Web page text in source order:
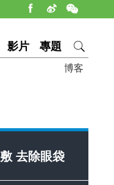
影片 專題
博客
去除眼袋